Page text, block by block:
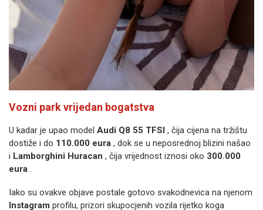
Vozni park vrijedan bogatstva
U kadar je upao model Audi Q8 55 TFSI , čija cijena na tržištu
dostiže i do 110.000 eura , dok se u neposrednoj blizini našao
i Lamborghini Huracan , čija vrijednost iznosi oko 300.000
eura .
Iako su ovakve objave postale gotovo svakodnevica na njenom
Instagram profilu, prizori skupocjenih vozila rijetko koga